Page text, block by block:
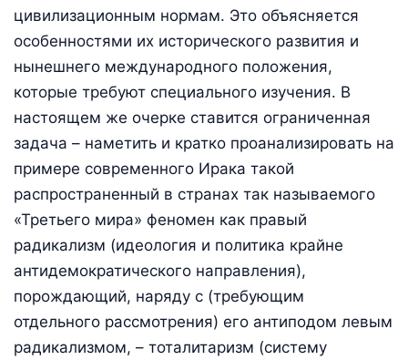
цивилизационным нормам. Это объясняется
особенностями их исторического развития и
нынешнего международного положения,
которые требуют специального изучения. В
настоящем же очерке ставится ограниченная
задача – наметить и кратко проанализировать на
примере современного Ирака такой
распространенный в странах так называемого
«Третьего мира» феномен как правый
радикализм (идеология и политика крайне
антидемократического направления),
порождающий, наряду с (требующим
отдельного рассмотрения) его антиподом левым
радикализмом, – тоталитаризм (систему